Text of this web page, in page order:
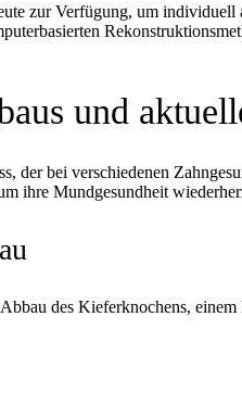
zur Verfügung, um
und
der bei verschiedenen
ihre Mundgesundheit
des Kieferknochens,